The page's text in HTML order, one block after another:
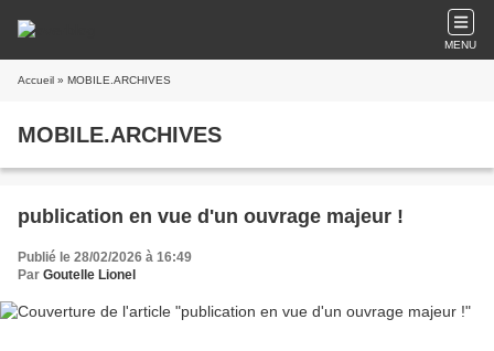
MENU
Accueil » MOBILE.ARCHIVES
MOBILE.ARCHIVES
publication en vue d'un ouvrage majeur !
Publié le 28/02/2026 à 16:49
Par Goutelle Lionel